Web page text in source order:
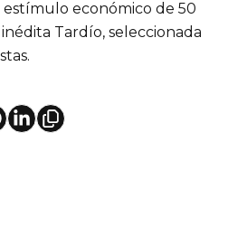
económico de 50
Tardío, seleccionada